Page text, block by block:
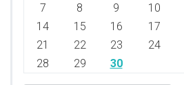
7
8 9 10
14
15 16 17
21
22 23 24
28
29 30